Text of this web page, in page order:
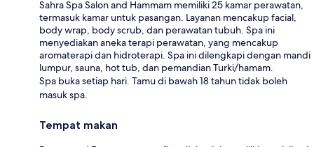
Sahra Spa Salon and Hammam memiliki 25 kamar perawatan,
termasuk kamar untuk pasangan. Layanan mencakup facial,
body wrap, body scrub, dan perawatan tubuh. Spa ini
menyediakan aneka terapi perawatan, yang mencakup
aromaterapi dan hidroterapi. Spa ini dilengkapi dengan mandi
lumpur, sauna, hot tub, dan pemandian Turki/hamam.
Spa buka setiap hari. Tamu di bawah 18 tahun tidak boleh
masuk spa.
Tempat makan